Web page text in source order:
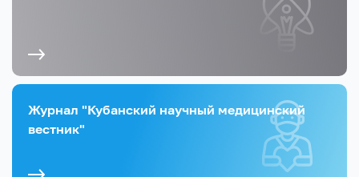
Журнал "Кубанский научный медицинский
вестник"